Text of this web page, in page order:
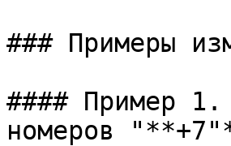
### Примеры
#### Пример 1.
номеров